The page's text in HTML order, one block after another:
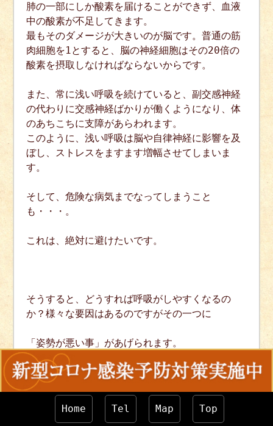
肺の一部にしか酸素を届けることができず、血液
中の酸素が不足してきます。
最もそのダメージが大きいのが脳です。普通の筋
肉細胞を1とすると、脳の神経細胞はその20倍の
酸素を摂取しなければならないからです。
また、常に浅い呼吸を続けていると、副交感神経
の代わりに交感神経ばかりが働くようになり、体
のあちこちに支障があらわれます。
このように、浅い呼吸は脳や自律神経に影響を及
ぼし、ストレスをますます増幅させてしまいま
す。
そして、危険な病気までなってしまうこと
も・・・。
これは、絶対に避けたいです。
そうすると、どうすれば呼吸がしやすくなるの
か？様々な要因はあるのですがその一つに
「姿勢が悪い事」があげられます。
猫背や骨盤のゆがみを改善して呼吸がしやすい身
体にしてみませんか？
Home
Tel Map Top